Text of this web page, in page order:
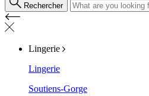
Rechercher
Lingerie
Lingerie
Soutiens-Gorge